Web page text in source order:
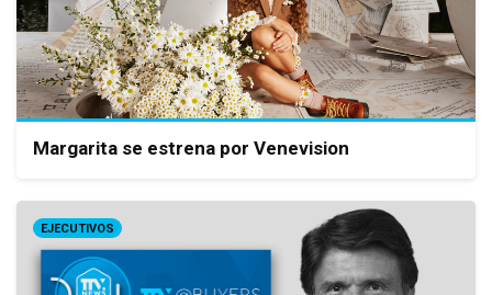
Margarita se estrena por Venevision
EJECUTIVOS